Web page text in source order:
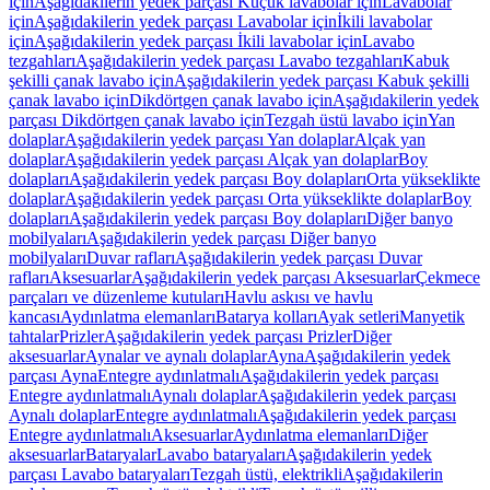
içinAşağıdakilerin yedek parçası Lavabolar içinİkili lavabolar
içinAşağıdakilerin yedek parçası İkili lavabolar içinLavabo
tezgahlarıAşağıdakilerin yedek parçası Lavabo tezgahlarıKabuk
şekilli çanak lavabo içinAşağıdakilerin yedek parçası Kabuk şekilli
çanak lavabo içinDikdörtgen çanak lavabo içinAşağıdakilerin yedek
parçası Dikdörtgen çanak lavabo içinTezgah üstü lavabo içinYan
dolaplarAşağıdakilerin yedek parçası Yan dolaplarAlçak yan
dolaplarAşağıdakilerin yedek parçası Alçak yan dolaplarBoy
dolaplarıAşağıdakilerin yedek parçası Boy dolaplarıOrta yükseklikte
dolaplarAşağıdakilerin yedek parçası Orta yükseklikte dolaplarBoy
dolaplarıAşağıdakilerin yedek parçası Boy dolaplarıDiğer banyo
mobilyalarıAşağıdakilerin yedek parçası Diğer banyo
mobilyalarıDuvar raflarıAşağıdakilerin yedek parçası Duvar
raflarıAksesuarlarAşağıdakilerin yedek parçası AksesuarlarÇekmece
parçaları ve düzenleme kutularıHavlu askısı ve havlu
kancasıAydınlatma elemanlarıBatarya kollarıAyak setleriManyetik
tahtalarPrizlerAşağıdakilerin yedek parçası PrizlerDiğer
aksesuarlarAynalar ve aynalı dolaplarAynaAşağıdakilerin yedek
parçası AynaEntegre aydınlatmalıAşağıdakilerin yedek parçası
Entegre aydınlatmalıAynalı dolaplarAşağıdakilerin yedek parçası
Aynalı dolaplarEntegre aydınlatmalıAşağıdakilerin yedek parçası
Entegre aydınlatmalıAksesuarlarAydınlatma elemanlarıDiğer
aksesuarlarBataryalarLavabo bataryalarıAşağıdakilerin yedek
parçası Lavabo bataryalarıTezgah üstü, elektrikliAşağıdakilerin